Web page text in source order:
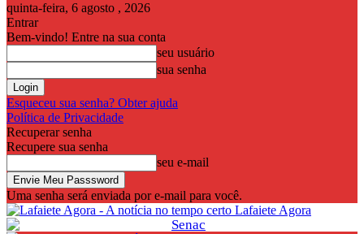
quinta-feira, 6 agosto , 2026
Entrar
Bem-vindo! Entre na sua conta
seu usuário
sua senha
Esqueceu sua senha? Obter ajuda
Política de Privacidade
Recuperar senha
Recupere sua senha
seu e-mail
Uma senha será enviada por e-mail para você.
Lafaiete Agora